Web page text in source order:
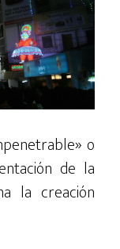
o
de la
la creación